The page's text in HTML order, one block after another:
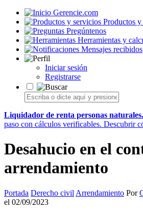
Gerencie.com
Productos
Pregúntenos
Herramientas y
Mensajes recibidos
Iniciar sesión
Registrarse
Liquidador de renta personas naturales.
paso con cálculos verificables. Descubrir
Desahucio en el
arrendamiento
Portada Derecho civil Arrendamiento Por
el 02/09/2023